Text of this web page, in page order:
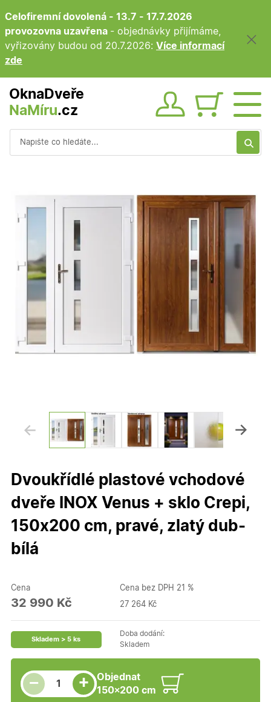
Celofiremní dovolená - 13.7 - 17.7.2026
provozovna uzavřena - objednávky přijímáme,
vyřizovány budou od 20.7.2026: Více informací
zde
OknaDveře
NaMíru.cz Obsah
Dvoukřídlé plastové vchodové
dveře INOX Venus + sklo Crepi,
150x200 cm, pravé, zlatý dub-
bílá
Cena
32 990 Kč
Cena bez DPH 21 %
27 264 Kč
Skladem > 5 ks
Doba dodání:
Skladem
−
Snížit množství
Počet kusů +
Zvýšit množství
Objednat
150×200 cm